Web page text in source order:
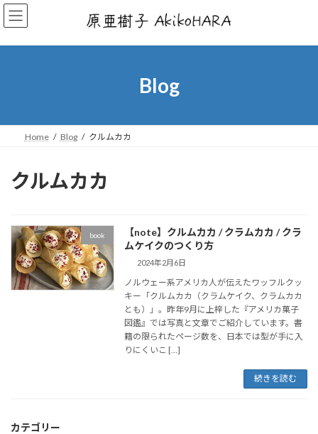
コ
ン
ン
ナ
ビ
ー
Blog
Home Blog クルムカカ
クルムカカ
book
【note】クルムカカ / クラムカカ / クラ
ムケイクのつくり方
2024年2月6日
ノルウェー系アメリカ人が伝えたワッフルクッ
キー「クルムカカ（クラムケイク、クラムカカ
とも）」。昨年9月に上梓した『アメリカ菓子
図鑑』では写真と文章でご紹介しています。書
籍の限られたページ数を、日本では型が手に入
りにくいこ […]
続きを読む
カテゴリー